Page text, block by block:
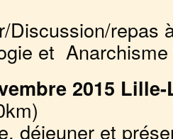
Discussion/repas
et Anarchisme
2015
déjeuner et